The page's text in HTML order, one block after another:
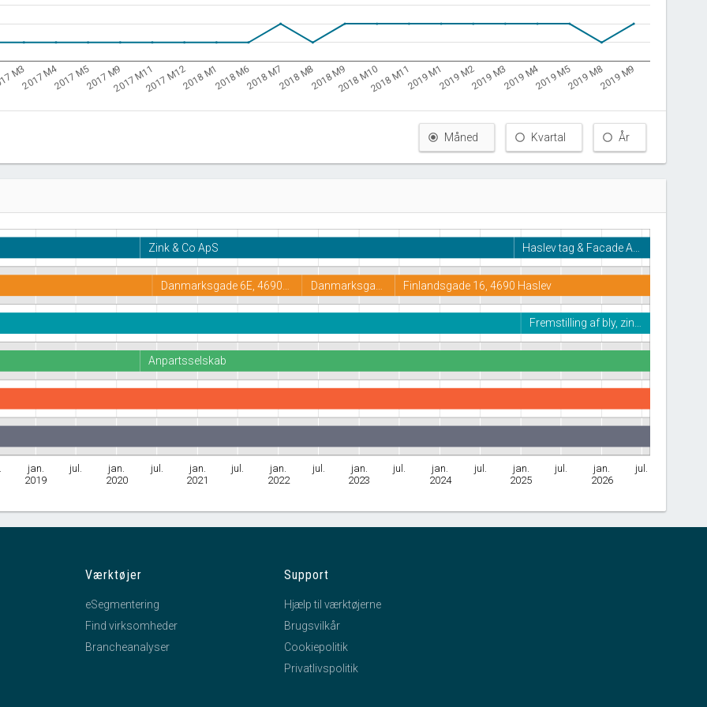
M32017 M42017 M52017 M92017 M112017 M122018 M12018 M62018 M72018 M82018 M92018 M102018 M112019 M12019 M22019 M32019 M42019 M52019 M82019 M9
Måned Kvartal År
jan.
2019
jul.
jan.
2020
jul.
jan.
2021
jul.
jan.
2022
jul.
jan.
2023
jul.
jan.
2024
jul.
jan.
2025
jul.
jan.
2026
jul.
Zink & Co ApS Haslev tag & Facade A…
Danmarksgade 6E, 4690… Danmarksga… Finlandsgade 16, 4690 Haslev
Fremstilling af bly, zin…
Anpartsselskab
Værktøjer
eSegmentering
Find virksomheder
Brancheanalyser
Support
Hjælp til værktøjerne
Brugsvilkår
Cookiepolitik
Privatlivspolitik